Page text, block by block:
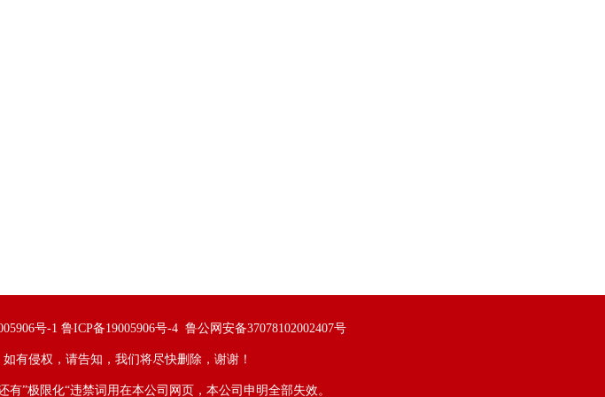
号-1 鲁ICP备19005906号-4 鲁公网安备37078102002407号
有侵权，请告知，我们将尽快删除，谢谢！
”极限化“违禁词用在本公司网页，本公司申明全部失效。